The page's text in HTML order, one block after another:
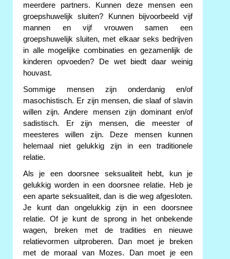
meerdere partners. Kunnen deze mensen een
groepshuwelijk sluiten? Kunnen bijvoorbeeld vijf
mannen en vijf vrouwen samen een
groepshuwelijk sluiten, met elkaar seks bedrijven
in alle mogelijke combinaties en gezamenlijk de
kinderen opvoeden? De wet biedt daar weinig
houvast.
Sommige mensen zijn onderdanig en/of
masochistisch. Er zijn mensen, die slaaf of slavin
willen zijn. Andere mensen zijn dominant en/of
sadistisch. Er zijn mensen, die meester of
meesteres willen zijn. Deze mensen kunnen
helemaal niet gelukkig zijn in een traditionele
relatie.
Als je een doorsnee seksualiteit hebt, kun je
gelukkig worden in een doorsnee relatie. Heb je
een aparte seksualiteit, dan is die weg afgesloten.
Je kunt dan ongelukkig zijn in een doorsnee
relatie. Of je kunt de sprong in het onbekende
wagen, breken met de tradities en nieuwe
relatievormen uitproberen. Dan moet je breken
met de moraal van Mozes. Dan moet je een